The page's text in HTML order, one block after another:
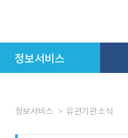
정보서비스
정보서비스 유관기관 소식